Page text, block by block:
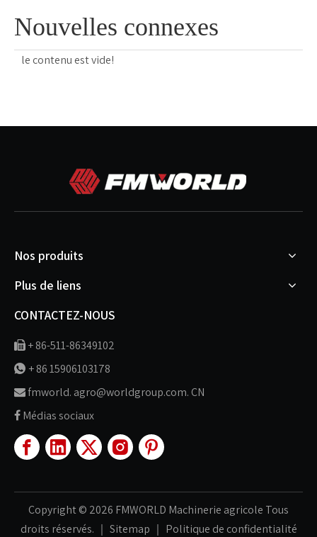
Nouvelles connexes
le contenu est vide!
Nos produits
Plus de liens
CONTACTEZ-NOUS
 + 86-511-86349102
 + 86 15906103178
fmworld. agro@worldgroup.com. CN
 Médias sociaux
Copyright © 2026 FMWORLD Machinerie agricole Tous
droits réservés. ｜ Sitemap ｜ Politique de confidentialité